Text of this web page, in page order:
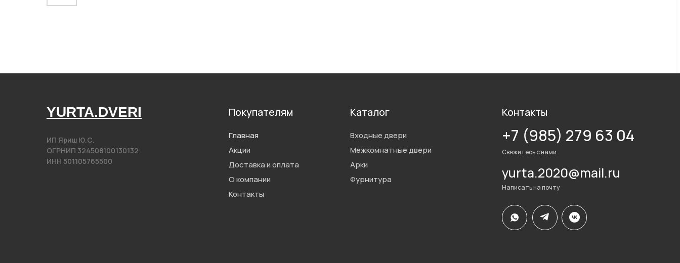
YURTA.DVERI
Контакты
О компании
Доставка и оплата
Акции
Фурнитура
Арки
Межкомнатные двери
Написать на почту
Свяжитесь с нами
Входные двери
Главная
yurta.2020@mail.ru
+7 (985) 279 63 04
Контакты
Каталог
Покупателям
ИП Яриш Ю.С.
ОГРНИП 324508100130132
ИНН 501105765500